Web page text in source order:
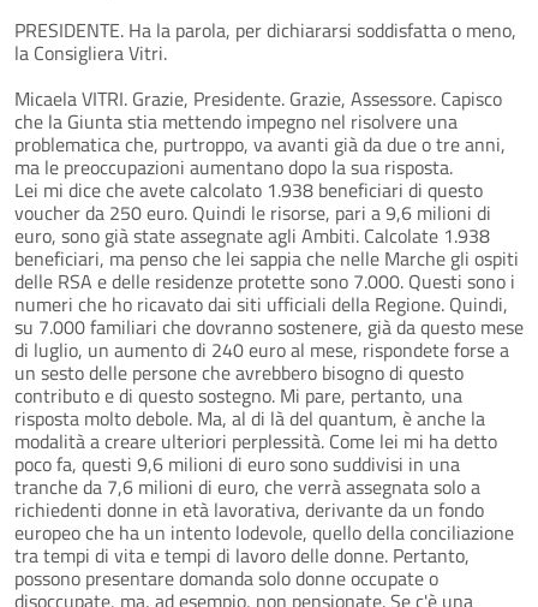
PRESIDENTE. Ha la parola, per dichiararsi soddisfatta o meno,
la Consigliera Vitri.
Micaela VITRI. Grazie, Presidente. Grazie, Assessore. Capisco
che la Giunta stia mettendo impegno nel risolvere una
problematica che, purtroppo, va avanti già da due o tre anni,
ma le preoccupazioni aumentano dopo la sua risposta.
Lei mi dice che avete calcolato 1.938 beneficiari di questo
voucher da 250 euro. Quindi le risorse, pari a 9,6 milioni di
euro, sono già state assegnate agli Ambiti. Calcolate 1.938
beneficiari, ma penso che lei sappia che nelle Marche gli ospiti
delle RSA e delle residenze protette sono 7.000. Questi sono i
numeri che ho ricavato dai siti ufficiali della Regione. Quindi,
su 7.000 familiari che dovranno sostenere, già da questo mese
di luglio, un aumento di 240 euro al mese, rispondete forse a
un sesto delle persone che avrebbero bisogno di questo
contributo e di questo sostegno. Mi pare, pertanto, una
risposta molto debole. Ma, al di là del quantum, è anche la
modalità a creare ulteriori perplessità. Come lei mi ha detto
poco fa, questi 9,6 milioni di euro sono suddivisi in una
tranche da 7,6 milioni di euro, che verrà assegnata solo a
richiedenti donne in età lavorativa, derivante da un fondo
europeo che ha un intento lodevole, quello della conciliazione
tra tempi di vita e tempi di lavoro delle donne. Pertanto,
possono presentare domanda solo donne occupate o
disoccupate, ma, ad esempio, non pensionate. Se c'è una